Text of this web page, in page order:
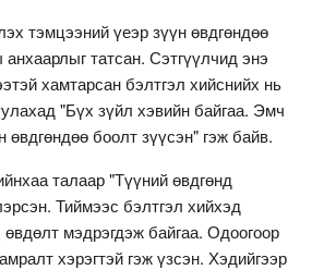
тэмцээний үеэр зүүн өвдгөндөө
татсан. Сэтгүүлчид энэ
хамтарсан бэлтгэл хийснийх нь
"Бүх зүйл хэвийн байгаа. Эмч
өвдгөндөө боолт зүүсэн" гэж байв.
талаар "Түүний өвдгөнд
Тиймээс бэлтгэл хийхэд
мэдрэгдэж байгаа. Одоогоор
хэрэгтэй гэж үзсэн. Хэдийгээр